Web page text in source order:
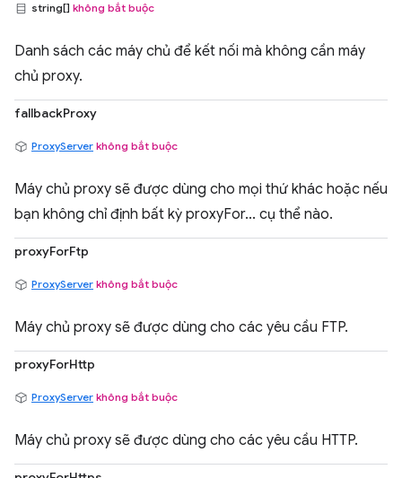
string[] không bắt buộc
Danh sách các máy chủ để kết nối mà không cần máy
chủ proxy.
fallbackProxy
ProxyServer không bắt buộc
Máy chủ proxy sẽ được dùng cho mọi thứ khác hoặc nếu
bạn không chỉ định bất kỳ proxyFor... cụ thể nào.
proxyForFtp
ProxyServer không bắt buộc
Máy chủ proxy sẽ được dùng cho các yêu cầu FTP.
proxyForHttp
ProxyServer không bắt buộc
Máy chủ proxy sẽ được dùng cho các yêu cầu HTTP.